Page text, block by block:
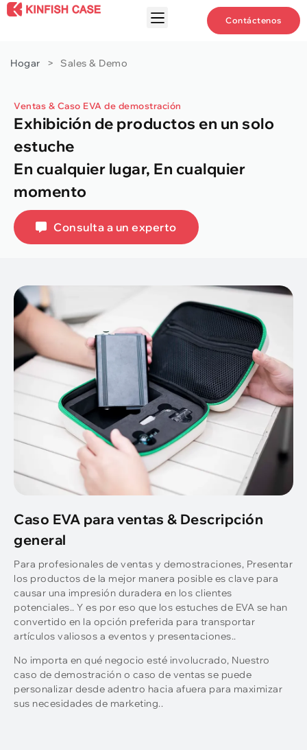
Contáctenos
Hogar > Sales & Demo
Ventas & Caso EVA de demostración
Exhibición de productos en un solo
estuche
En cualquier lugar, En cualquier
momento
Consulta a un experto
Caso EVA para ventas & Descripción
general
Para profesionales de ventas y demostraciones, Presentar
los productos de la mejor manera posible es clave para
causar una impresión duradera en los clientes
potenciales.. Y es por eso que los estuches de EVA se han
convertido en la opción preferida para transportar
artículos valiosos a eventos y presentaciones..
No importa en qué negocio esté involucrado, Nuestro
caso de demostración o caso de ventas se puede
personalizar desde adentro hacia afuera para maximizar
sus necesidades de marketing..